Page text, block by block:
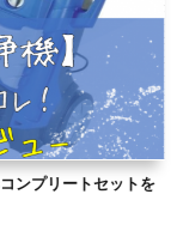
ンプリートセットを